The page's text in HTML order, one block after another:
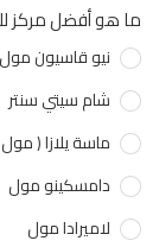
أفضل مركز
نيو قاسيون مول
شام سيتي سنتر
ماسة يلازا ( مول
دامسكينو مول
لاميرادا مول